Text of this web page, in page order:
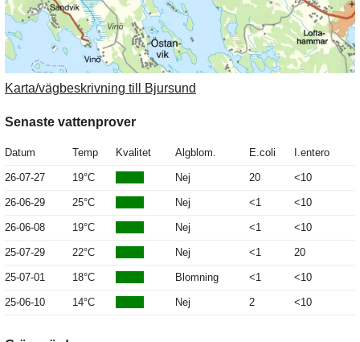
Karta/vägbeskrivning till Bjursund
Senaste vattenprover
Datum Temp Kvalitet Algblom. E.coli I.entero
26-07-27 19°C Nej 20 <10
26-06-29 25°C Nej <1 <10
26-06-08 19°C Nej <1 <10
25-07-29 22°C Nej <1 20
25-07-01 18°C Blomning <1 <10
25-06-10 14°C Nej 2 <10